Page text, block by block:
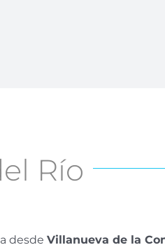
Río
desde Villanueva de la